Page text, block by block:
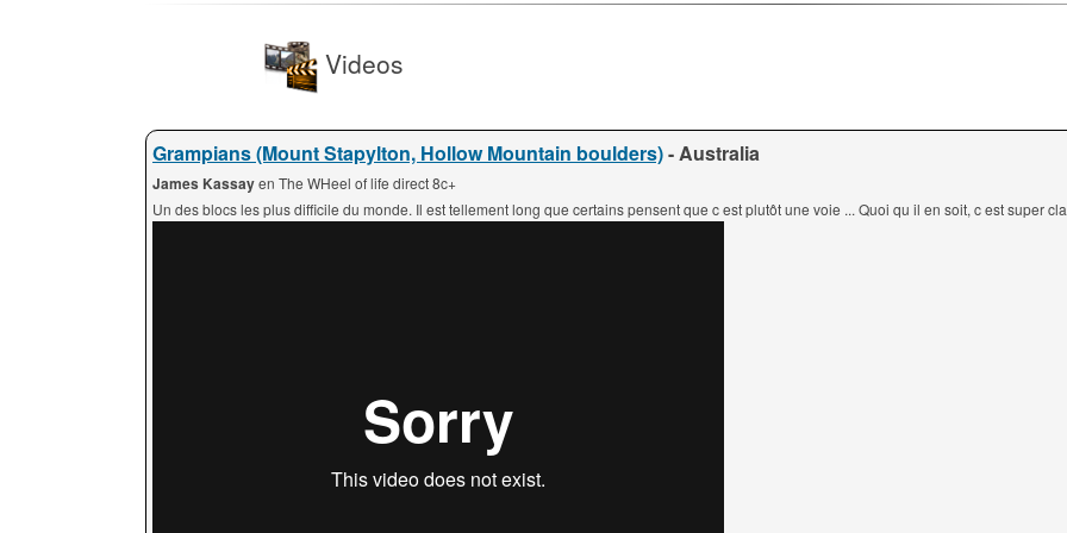
Videos
Grampians (Mount Stapylton, Hollow Mountain boulders)- Australia
James Kassayen The WHeel of life direct 8c+
Un des blocs les plus difficile du monde. Il est tellement long que certains pensent que c est plutôt une voie ... Quoi qu il en soit, c est super